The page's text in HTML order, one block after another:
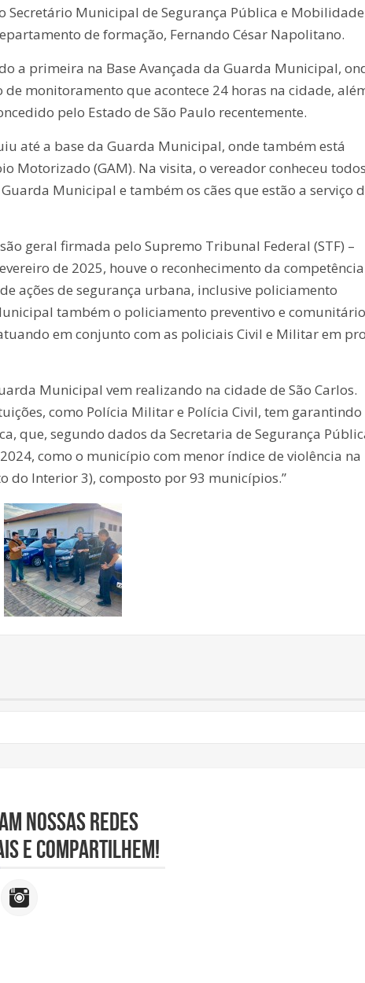
Secretário Municipal de Segurança Pública e Mobilidade
de formação, Fernando César Napolitano.
a primeira na Base Avançada da Guarda Municipal,
monitoramento que acontece 24 horas na cidade,
pelo Estado de São Paulo recentemente.
até a base da Guarda Municipal, onde também está
Motorizado (GAM). Na visita, o vereador conheceu
Municipal e também os cães que estão a serviço
geral firmada pelo Supremo Tribunal Federal (STF) –
de 2025, houve o reconhecimento da competência
ações de segurança urbana, inclusive policiamento
também o policiamento preventivo e
em conjunto com as policiais Civil e Militar em
Municipal vem realizando na cidade de São Carlos.
como Polícia Militar e Polícia Civil, tem garantindo
que, segundo dados da Secretaria de Segurança
como o município com menor índice de violência na
do Interior 3), composto por 93 municípios.”
nossas redes
e compartilhem!